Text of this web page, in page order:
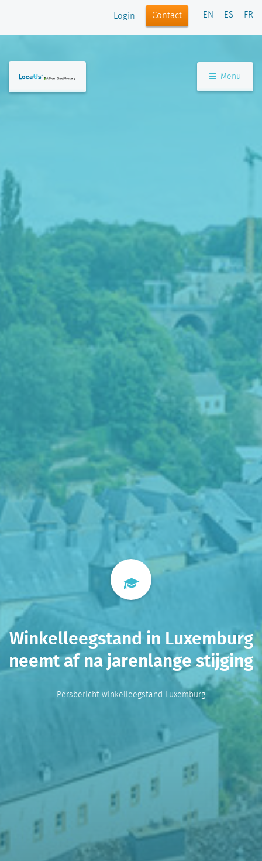
Login Contact EN ES FR
Menu
Winkelleegstand in Luxemburg
neemt af na jarenlange stijging
Persbericht winkelleegstand Luxemburg